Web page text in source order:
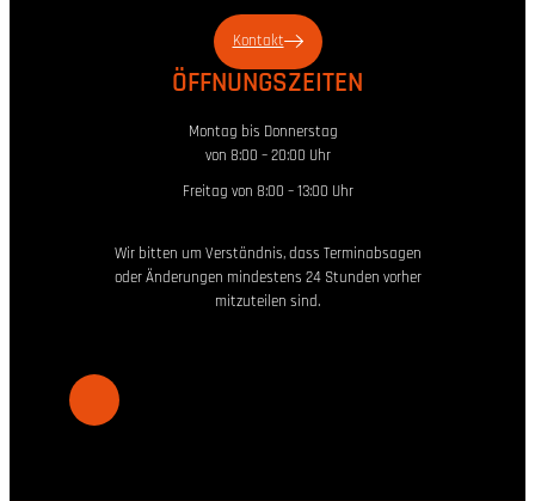
Kontakt
ÖFFNUNGSZEITEN
Montag bis Donnerstag
von 8:00 – 20:00 Uhr
Freitag von 8:00 – 13:00 Uhr
Wir bitten um Verständnis, dass Terminabsagen
oder Änderungen mindestens 24 Stunden vorher
mitzuteilen sind.